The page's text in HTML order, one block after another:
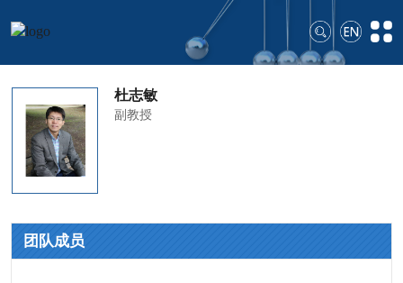
杜志敏
副教授
团队成员